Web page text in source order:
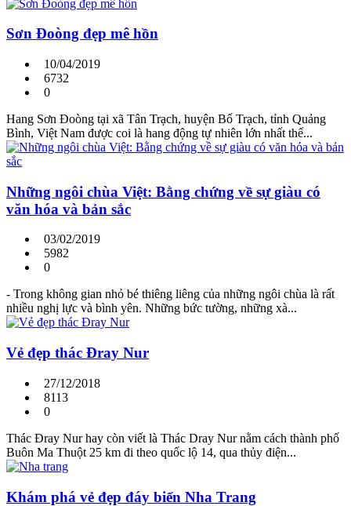
Sơn Đoòng đẹp mê hồn
10/04/2019
6732
0
Hang Sơn Đoòng tại xã Tân Trạch, huyện Bố Trạch, tỉnh Quảng
Bình, Việt Nam được coi là hang động tự nhiên lớn nhất thế...
Những ngôi chùa Việt: Bằng chứng về sự giàu có
văn hóa và bản sắc
03/02/2019
5982
0
- Trong không gian nhỏ bé thiêng liêng của những ngôi chùa là rất
nhiều nghị lực và bình yên. Những bức tường, những xà...
Vẻ đẹp thác Đray Nur
27/12/2018
8113
0
Thác Đray Nur hay còn viết là Thác Dray Nur nằm cách thành phố
Buôn Ma Thuột 25 km đi theo quốc lộ 14, qua thủy điện...
Khám phá vẻ đẹp đáy biển Nha Trang